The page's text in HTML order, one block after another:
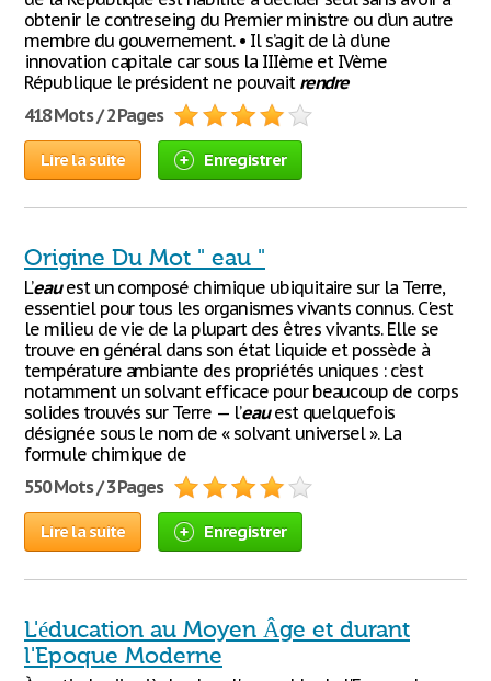
obtenir le contreseing du Premier ministre ou d’un autre
membre du gouvernement. • Il s’agit de là d’une
innovation capitale car sous la IIIème et IVème
République le président ne pouvait rendre
418 Mots / 2 Pages
Lire la suite Enregistrer
Origine Du Mot " eau "
L’eauest un composé chimique ubiquitaire sur la Terre,
essentiel pour tous les organismes vivants connus. C'est
le milieu de vie de la plupart des êtres vivants. Elle se
trouve en général dans son état liquide et possède à
température ambiante des propriétés uniques : c’est
notamment un solvant efficace pour beaucoup de corps
solides trouvés sur Terre — l’eauest quelquefois
désignée sous le nom de « solvant universel ». La
formule chimique de
550 Mots / 3 Pages
Lire la suite Enregistrer
L'éducation au Moyen Âge et durant
l'Epoque Moderne